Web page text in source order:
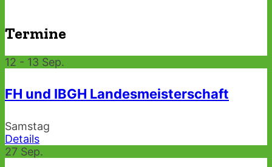
Termine
12 - 13 Sep.
FH und IBGH Landesmeisterschaft
Samstag
Details
27 Sep.